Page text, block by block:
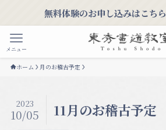
無料体験のお申し込みはこちら
メニュー
ホーム 月のお稽古予定
11月のお稽古予定
2023
10/05